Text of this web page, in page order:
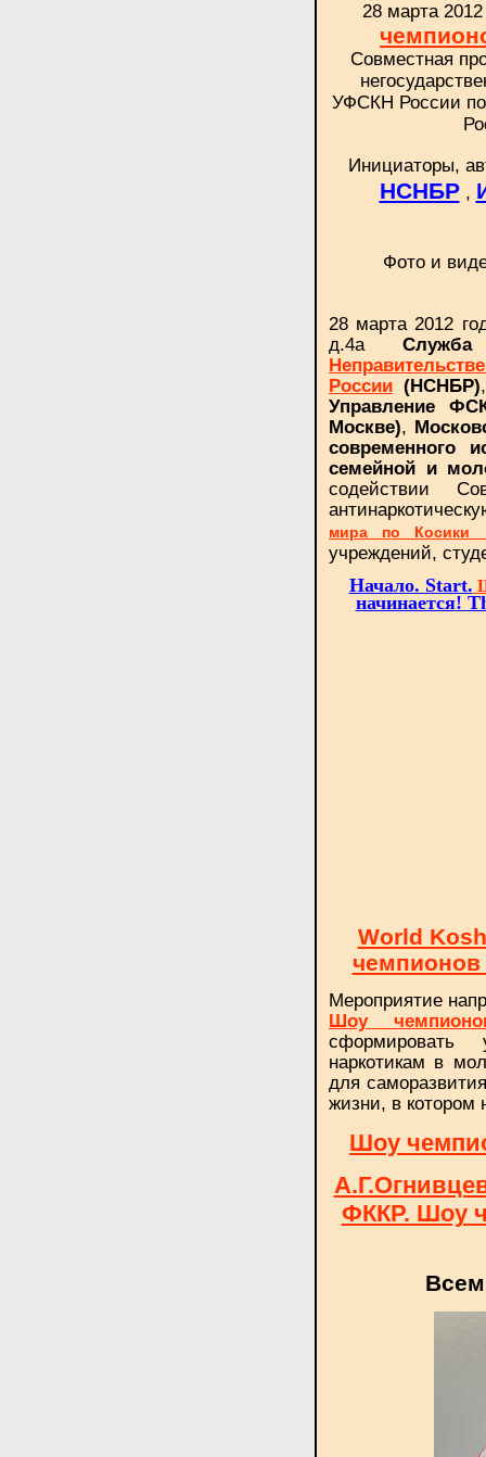
28 марта
Совместная
УФСКН России по
Инициаторы,
НСНБР,
Фото и
28 марта 2012
д.4а
России (НСНБР)
Управление
Москве),
современного
семейной и
содействии
мира по Косики
учреждений,
Начало. Start.
начинается!
World
чемпионов
Мероприятие
Шоу
сформировать
наркотикам в
для
жизни, в котором
Шоу
ФККР. Шоу